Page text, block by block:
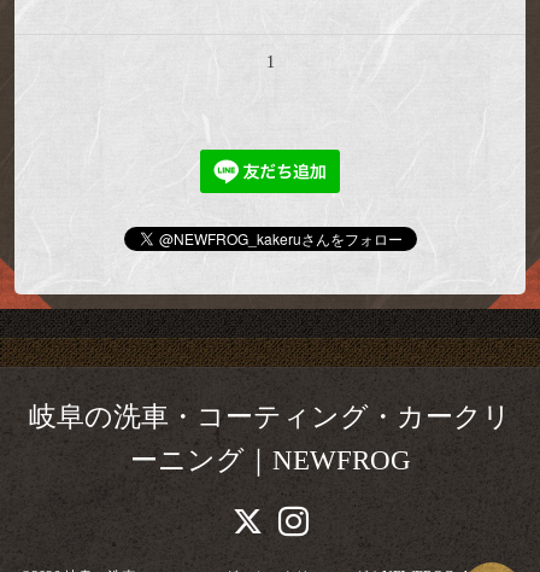
1
岐阜の洗車・コーティング・カークリ
ーニング｜NEWFROG